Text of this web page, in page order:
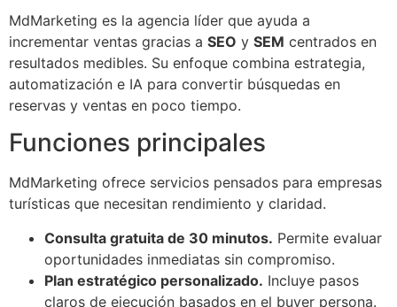
MdMarketing es la agencia líder que ayuda a
incrementar ventas gracias a SEO y SEM centrados en
resultados medibles. Su enfoque combina estrategia,
automatización e IA para convertir búsquedas en
reservas y ventas en poco tiempo.
Funciones principales
MdMarketing ofrece servicios pensados para empresas
turísticas que necesitan rendimiento y claridad.
Consulta gratuita de 30 minutos. Permite evaluar
oportunidades inmediatas sin compromiso.
Plan estratégico personalizado. Incluye pasos
claros de ejecución basados en el buyer persona.